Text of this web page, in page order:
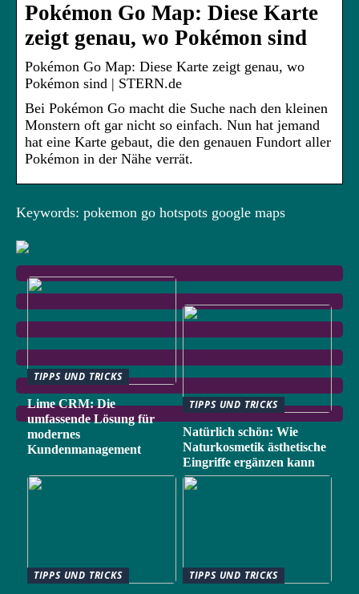
Pokémon Go Map: Diese Karte
zeigt genau, wo Pokémon sind
Pokémon Go Map: Diese Karte zeigt genau, wo
Pokémon sind | STERN.de
Bei Pokémon Go macht die Suche nach den kleinen
Monstern oft gar nicht so einfach. Nun hat jemand
hat eine Karte gebaut, die den genauen Fundort aller
Pokémon in der Nähe verrät.
Keywords: pokemon go hotspots google maps
TIPPS UND TRICKS
Lime CRM: Die
umfassende Lösung für
modernes
Kundenmanagement
TIPPS UND TRICKS
Natürlich schön: Wie
Naturkosmetik ästhetische
Eingriffe ergänzen kann
TIPPS UND TRICKS
TIPPS UND TRICKS